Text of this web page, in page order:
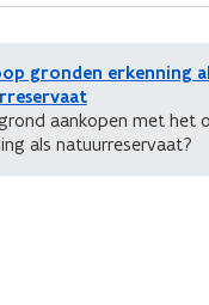
gronden erkenning
aankopen met het
als natuurreservaat?